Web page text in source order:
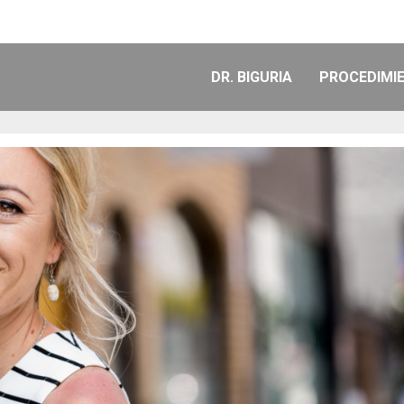
DR. BIGURIA